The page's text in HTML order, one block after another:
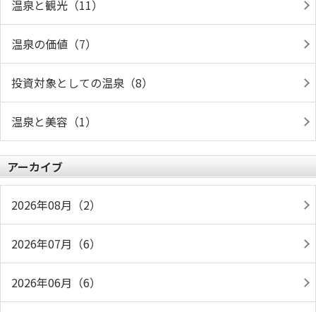
温泉と観光（11）
温泉の価値（7）
投資対象としての温泉（8）
温泉と美容（1）
アーカイブ
2026年08月（2）
2026年07月（6）
2026年06月（6）